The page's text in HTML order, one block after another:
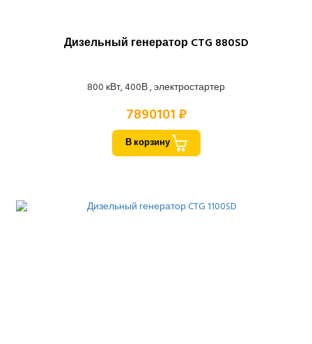
Дизельный генератор CTG 880SD
800 кВт, 400В , электростартер
7890101 ₽
В корзину